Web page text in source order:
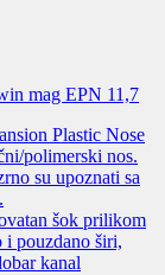
mag EPN 11,7
Plastic Nose
polimerski nos.
su upoznati sa
šok prilikom
i pouzdano širi,
kanal